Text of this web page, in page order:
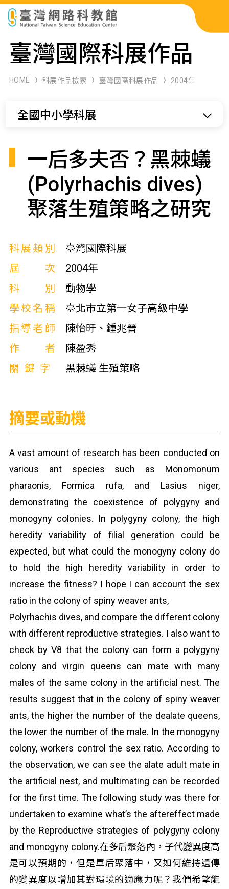
科展作品檢索
科學研習月刊
臺灣國際科展作品
HOME 科展作品檢索 臺灣國際科展作品 2004年
全國中小學科展
一后多夫否？黑棘蟻
(Polyrhachis dives)
聚落生殖策略之研究
科展類別
臺灣國際科展
屆次
2004年
科別
動物學
學校名稱
臺北市立第一女子高級中學
指導老師
陳怡旴、鍾兆晉
作者
陳盈秀
關鍵字
黑棘蟻 生殖策略
摘要或動機
A vast amount of research has been conducted on
various ant species such as Monomonum
pharaonis, Formica rufa, and Lasius niger,
demonstrating the coexistence of polygyny and
monogyny colonies. In polygyny colony, the high
heredity variability of filial generation could be
expected, but what could the monogyny colony do
to hold the high heredity variability in order to
increase the fitness? I hope I can account the sex
ratio in the colony of spiny weaver ants,
Polyrhachis dives, and compare the different colony
with different reproductive strategies. I also want to
check by V8 that the colony can form a polygyny
colony and virgin queens can mate with many
males of the same colony in the artificial nest. The
results suggest that in the colony of spiny weaver
ants, the higher the number of the dealate queens,
the lower the number of the male. In the monogyny
colony, workers control the sex ratio. According to
the observation, we can see the alate adult mate in
the artificial nest, and multimating can be recorded
for the first time. The following study was there for
undertaken to examine what’s the aftereffect made
by the Reproductive strategies of polygyny colony
and monogyny colony.在多后聚落內，子代變異度高
是可以預期的，但是單后聚落中，又如何維持遺傳
的變異度以增加其對環境的適應力呢？我們希望能